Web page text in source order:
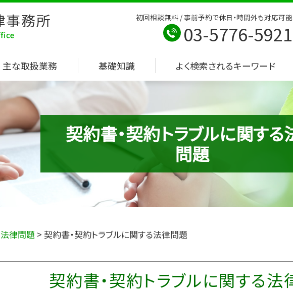
契約書・契約トラブルに関する
問題
初回相談無料 / 事前予約で休日・時間外も対応可能
03-5776-5921
主な取扱業務 基礎知識 よく検索されるキーワード
法律問題 > 契約書・契約トラブルに関する法律問題
契約書・契約トラブルに関する法